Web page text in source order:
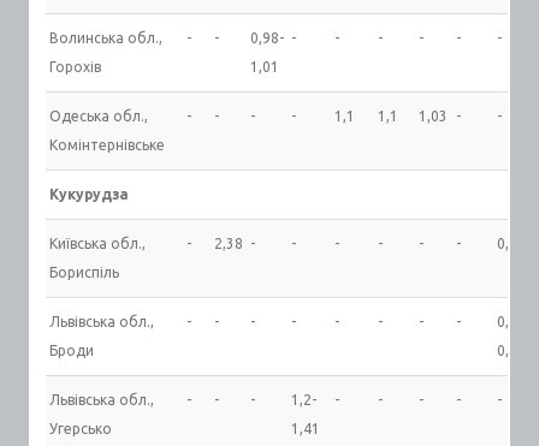
Волинська обл.,
Горохів
- -
0,98-
1,01
- - - - - -
Одеська обл.,
Комінтернівське
- - - - 1,1 1,1 1,03 - -
Кукурудза
Київська обл.,
Бориспіль
- 2,38 - - - - - - 0,71
Львівська обл.,
Броди
- - - - - - - -
0,78-
0,84
Львівська обл.,
Угерсько
- - -
1,2-
1,41
- - - - -